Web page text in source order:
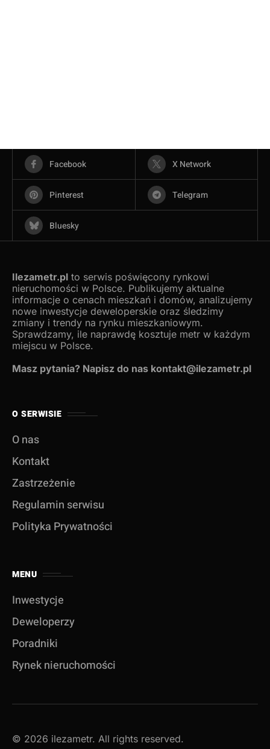
Facebook X Network
Pinterest Telegram
Bluesky
Ilezametr.pl to serwis poświęcony rynkowi
nieruchomości w Polsce. Publikujemy aktualne
informacje o cenach mieszkań i domów, analizujemy
nowe inwestycje deweloperskie oraz śledzimy
zmiany i trendy na rynku mieszkaniowym.
Sprawdzamy, ile naprawdę kosztuje metr w każdym
miejscu w Polsce.
Masz pytania? Napisz do nas kontakt@ilezametr.pl
O SERWISIE
O nas
Kontakt
Zastrzeżenie
Regulamin serwisu
Polityka Prywatności
MENU
Inwestycje
Deweloperzy
Poradniki
Rynek nieruchomości
© 2026 ilezametr. All rights reserved.